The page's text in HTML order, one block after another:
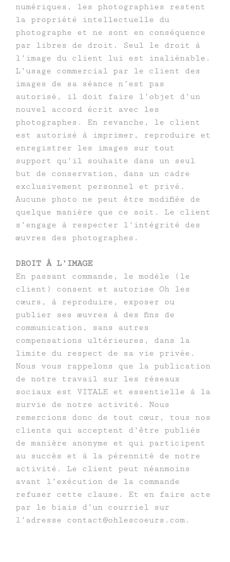
numériques, les photographies restent
la propriété intellectuelle du
photographe et ne sont en conséquence
par libres de droit. Seul le droit à
l’image du client lui est inaliénable.
L’usage commercial par le client des
images de sa séance n’est pas
autorisé, il doit faire l’objet d’un
nouvel accord écrit avec les
photographes. En revanche, le client
est autorisé à imprimer, reproduire et
enregistrer les images sur tout
support qu’il souhaite dans un seul
but de conservation, dans un cadre
exclusivement personnel et privé.
Aucune photo ne peut être modifiée de
quelque manière que ce soit. Le client
s’engage à respecter l’intégrité des
œuvres des photographes.
DROIT À L’IMAGE
En passant commande, le modèle (le
client) consent et autorise Oh les
cœurs, à reproduire, exposer ou
publier ses œuvres à des fins de
communication, sans autres
compensations ultérieures, dans la
limite du respect de sa vie privée.
Nous vous rappelons que la publication
de notre travail sur les réseaux
sociaux est VITALE et essentielle à la
survie de notre activité. Nous
remercions donc de tout cœur, tous nos
clients qui acceptent d’être publiés
de manière anonyme et qui participent
au succès et à la pérennité de notre
activité. Le client peut néanmoins
avant l’exécution de la commande
refuser cette clause. Et en faire acte
par le biais d’un courriel sur
l’adresse contact@ohlescoeurs.com.